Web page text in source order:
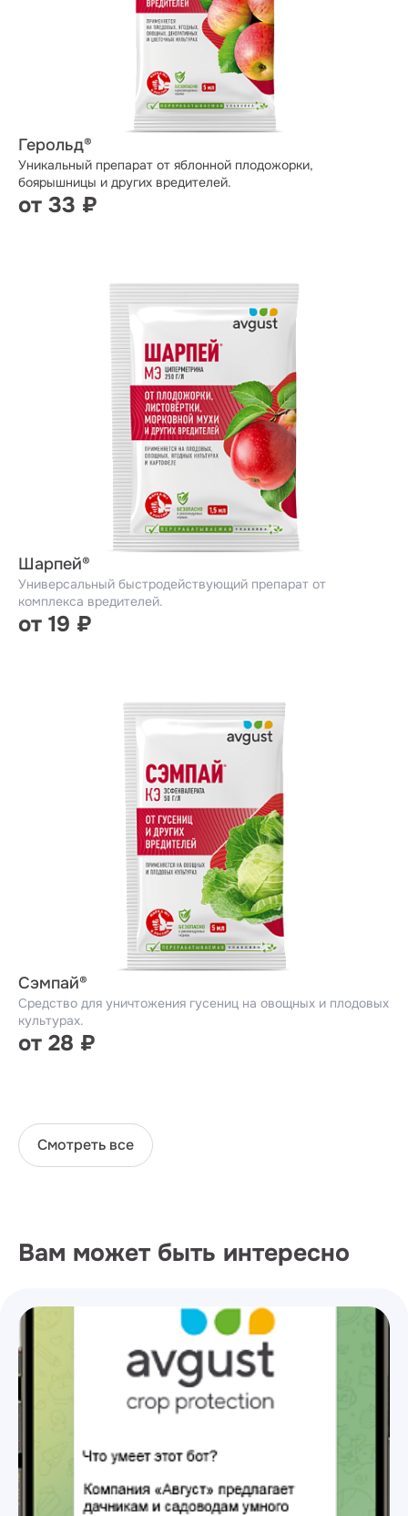
Герольд®
Уникальный препарат от яблонной плодожорки,
боярышницы и других вредителей.
от 33 ₽
Шарпей®
Универсальный быстродействующий препарат от
комплекса вредителей.
от 19 ₽
Сэмпай®
Средство для уничтожения гусениц на овощных и плодовых
культурах.
от 28 ₽
Смотреть все
Вам может быть интересно